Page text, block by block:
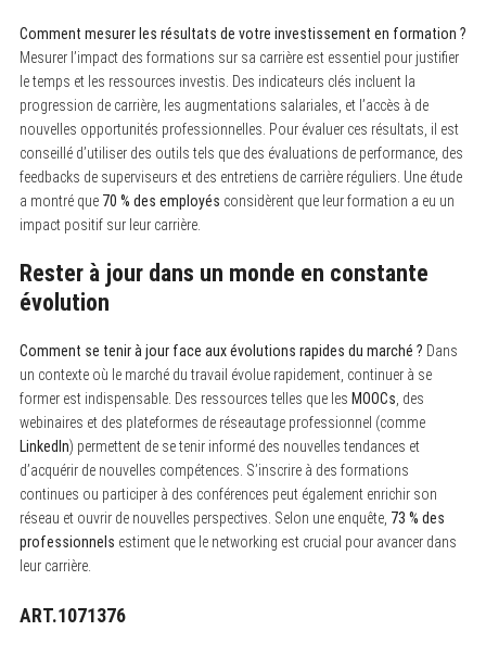
Comment mesurer les résultats de votre investissement en formation ?
Mesurer l’impact des formations sur sa carrière est essentiel pour justifier
le temps et les ressources investis. Des indicateurs clés incluent la
progression de carrière, les augmentations salariales, et l’accès à de
nouvelles opportunités professionnelles. Pour évaluer ces résultats, il est
conseillé d’utiliser des outils tels que des évaluations de performance, des
feedbacks de superviseurs et des entretiens de carrière réguliers. Une étude
a montré que 70 % des employés considèrent que leur formation a eu un
impact positif sur leur carrière.
Rester à jour dans un monde en constante
évolution
Comment se tenir à jour face aux évolutions rapides du marché ? Dans
un contexte où le marché du travail évolue rapidement, continuer à se
former est indispensable. Des ressources telles que les MOOCs , des
webinaires et des plateformes de réseautage professionnel (comme
LinkedIn) permettent de se tenir informé des nouvelles tendances et
d’acquérir de nouvelles compétences. S’inscrire à des formations
continues ou participer à des conférences peut également enrichir son
réseau et ouvrir de nouvelles perspectives. Selon une enquête, 73 % des
professionnels estiment que le networking est crucial pour avancer dans
leur carrière.
ART.1071376